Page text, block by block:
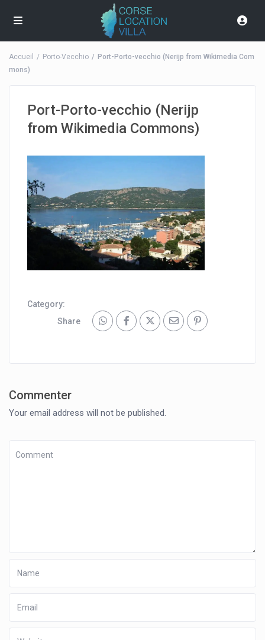
Accueil Porto-Vecchio
Port-Porto-vecchio (Nerijp from Wikimedia Com
mons)
Port-Porto-vecchio (Nerijp
from Wikimedia Commons)
Category:
Share
Commenter
Your email address will not be published.